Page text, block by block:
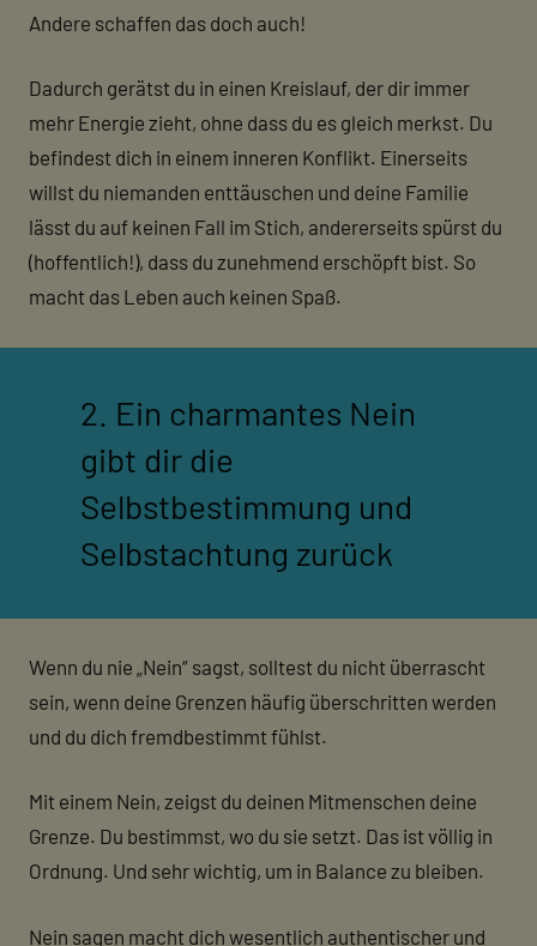
Andere schaffen das doch auch!
Dadurch gerätst du in einen Kreislauf, der dir immer
mehr Energie zieht, ohne dass du es gleich merkst. Du
befindest dich in einem inneren Konflikt. Einerseits
willst du niemanden enttäuschen und deine Familie
lässt du auf keinen Fall im Stich, andererseits spürst du
(hoffentlich!), dass du zunehmend erschöpft bist. So
macht das Leben auch keinen Spaß.
2. Ein charmantes Nein
gibt dir die
Selbstbestimmung und
Selbstachtung zurück
Wenn du nie „Nein“ sagst, solltest du nicht überrascht
sein, wenn deine Grenzen häufig überschritten werden
und du dich fremdbestimmt fühlst.
Mit einem Nein, zeigst du deinen Mitmenschen deine
Grenze. Du bestimmst, wo du sie setzt. Das ist völlig in
Ordnung. Und sehr wichtig, um in Balance zu bleiben.
Nein sagen macht dich wesentlich authentischer und